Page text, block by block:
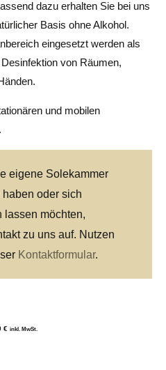
dazu erhalten Sie bei uns
Basis ohne Alkohol.
eingesetzt werden als
von Räumen,
und mobilen
eigene Solekammer
oder sich
lassen möchten,
zu uns auf. Nutzen
Kontaktformular.
€ inkl. MwSt.